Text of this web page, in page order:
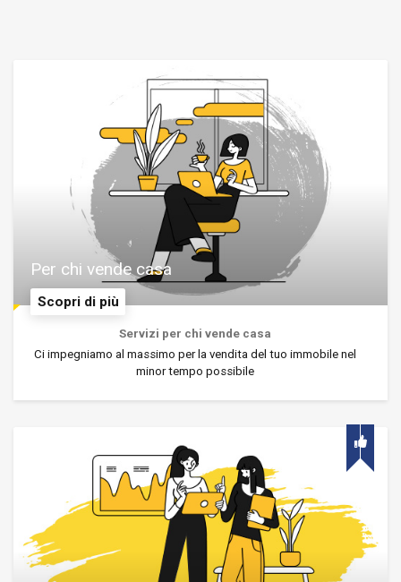
Scopri di più
Per chi vende casa
Servizi per chi vende casa
Ci impegniamo al massimo per la vendita del tuo immobile nel
minor tempo possibile